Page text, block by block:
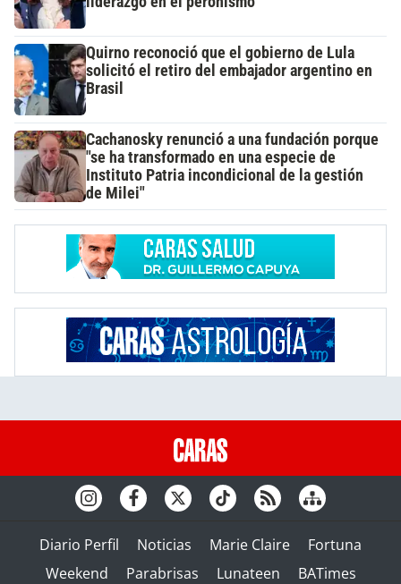
Quirno reconoció que el gobierno de Lula
solicitó el retiro del embajador argentino en
Brasil
Cachanosky renunció a una fundación porque
"se ha transformado en una especie de
Instituto Patria incondicional de la gestión
de Milei"
Diario Perfil Noticias Marie Claire
Fortuna
Weekend
Parabrisas Lunateen BATimes